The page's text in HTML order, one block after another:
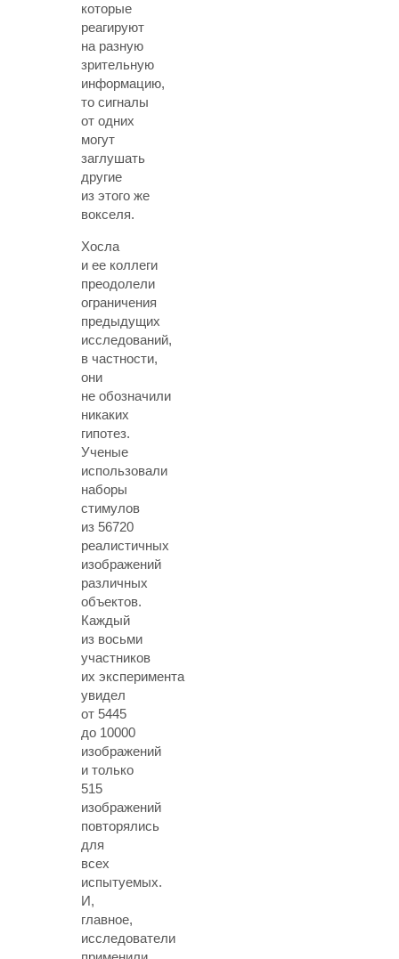
которые
реагируют
на разную
зрительную
информацию,
то сигналы
от одних
могут
заглушать
другие
из этого же
вокселя.
Хосла
и ее коллеги
преодолели
ограничения
предыдущих
исследований,
в частности,
они
не обозначили
никаких
гипотез.
Ученые
использовали
наборы
стимулов
из 56720
реалистичных
изображений
различных
объектов.
Каждый
из восьми
участников
их эксперимента
увидел
от 5445
до 10000
изображений
и только
515
изображений
повторялись
для
всех
испытуемых.
И,
главное,
исследователи